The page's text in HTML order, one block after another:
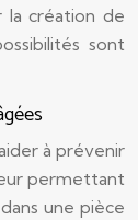
la création de
sont
à prévenir
permettant
une pièce